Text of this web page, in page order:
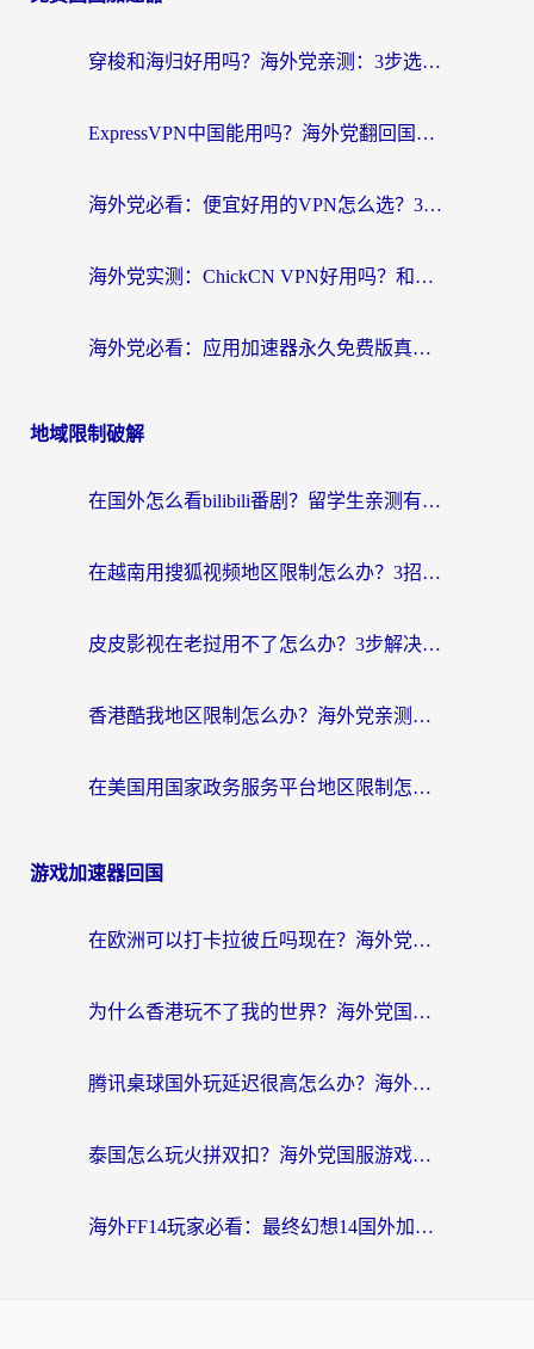
穿梭和海归好用吗？海外党亲测：3步选对回国加速器，无缝刷国内剧玩手游
ExpressVPN中国能用吗？海外党翻回国内的加速器选择指南（附番茄加速器实测）
海外党必看：便宜好用的VPN怎么选？3步解决回国访问难题+Steam改区技巧
海外党实测：ChickCN VPN好用吗？和OurPlay VPN对比哪个回国效果更好？附避坑指南
海外党必看：应用加速器永久免费版真的靠谱吗？教你选对回国加速器无缝刷国内资源
地域限制破解
在国外怎么看bilibili番剧？留学生亲测有效的地域限制突破指南（附酷我酷狗音乐解决方法）
在越南用搜狐视频地区限制怎么办？3招解决海外看国内剧难题（附西瓜视频CCTV观看技巧）
皮皮影视在老挝用不了怎么办？3步解决海外看国内影视&财经的痛点
香港酷我地区限制怎么办？海外党亲测有效的回国加速方案来了
在美国用国家政务服务平台地区限制怎么办？海外华人必备的突破攻略（附追剧看片技巧）
游戏加速器回国
在欧洲可以打卡拉彼丘吗现在？海外党国服游戏加速器终极避坑指南
为什么香港玩不了我的世界？海外党国服游戏加速终极解决方案
腾讯桌球国外玩延迟很高怎么办？海外党亲测有效的国服游戏加速指南
泰国怎么玩火拼双扣？海外党国服游戏加速终极指南（附暗区突围植物大战僵尸实测）
海外FF14玩家必看：最终幻想14国外加速器下载安装全攻略+卡顿解决秘籍